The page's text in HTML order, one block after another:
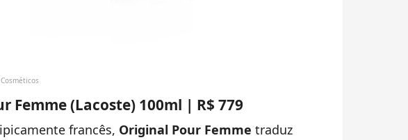
Femme (Lacoste) 100ml | R$ 779
francês, Original Pour Femme traduz